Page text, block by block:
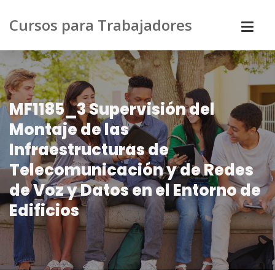
Cursos para Trabajadores
MF1185_3 Supervisión del
Montaje de las
Infraestructuras de
Telecomunicación y de Redes
de Voz y Datos en el Entorno de
Edificios